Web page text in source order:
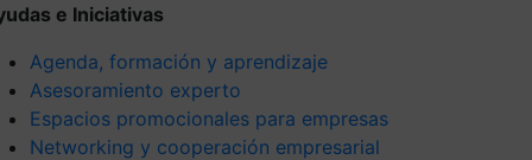
e Iniciativas
Agenda, formación y aprendizaje
Asesoramiento experto
Espacios promocionales para empresas
Networking y cooperación empresarial